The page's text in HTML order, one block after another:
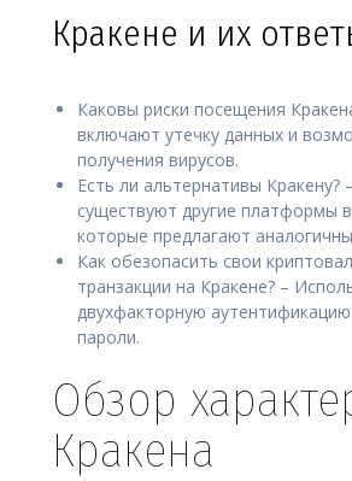
Кракене и их
Каковы риски посещения
включают утечку данных и
получения вирусов.
Есть ли альтернативы Кракену?
существуют другие платформы
которые предлагают
Как обезопасить свои
транзакции на Кракене? –
двухфакторную
пароли.
Обзор
Кракена